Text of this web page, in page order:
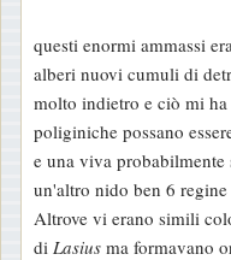
questi enormi ammassi
alberi nuovi cumuli di
molto indietro e ciò mi ha
poliginiche possano
e una viva
un'altro nido ben 6
Altrove vi erano simili
di Lasius ma formavano